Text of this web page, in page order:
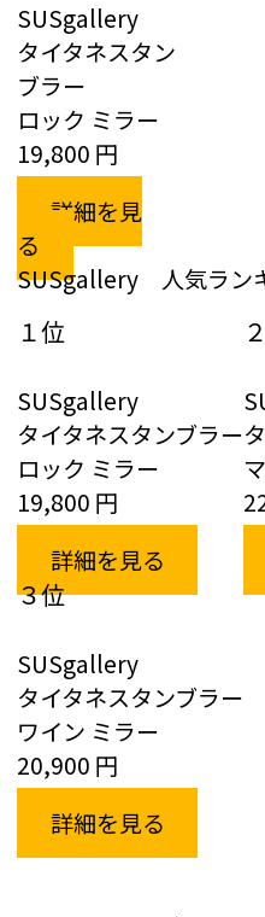
SUSgallery
タイタネスタン
ブラー
ロック ミラー
19,800 円
詳細を見
る
SUSgallery 人気ラン
１位
SUSgallery
タイタネスタンブラー
ロック ミラー
19,800 円
詳細を見る
３位
SUSgallery
タイタネスタンブラー
ワイン ミラー
20,900 円
詳細を見る